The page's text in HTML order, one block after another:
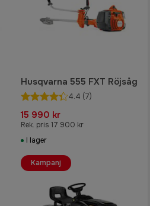
Husqvarna 555 FXT Röjsåg
4.4 (7)
15 990 kr
Rek. pris 17 900 kr
I lager
Kampanj